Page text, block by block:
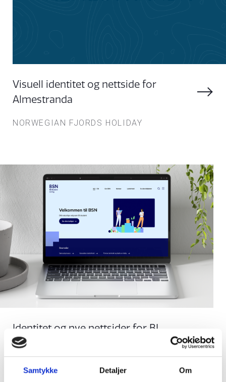
Samtykke Detaljer Om
Visuell identitet og nettside for
Almestranda
NORWEGIAN FJORDS HOLIDAY
Identitet og nye nettsider for BI
Student Living
BOLIGSTIFTELSEN NYDALEN